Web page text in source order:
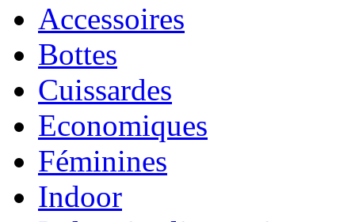
Accessoires
Bottes
Cuissardes
Economiques
Féminines
Indoor